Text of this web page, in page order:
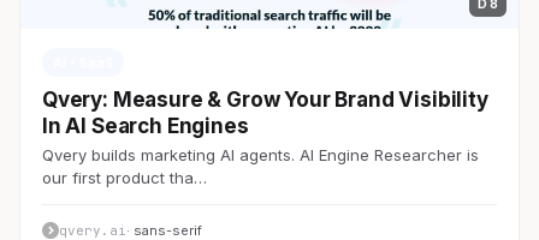
D 8
Qvery: Measure & Grow Your Brand Visibility
In AI Search Engines
Qvery builds marketing AI agents. AI Engine Researcher is
our first product tha…
qvery.ai · sans-serif